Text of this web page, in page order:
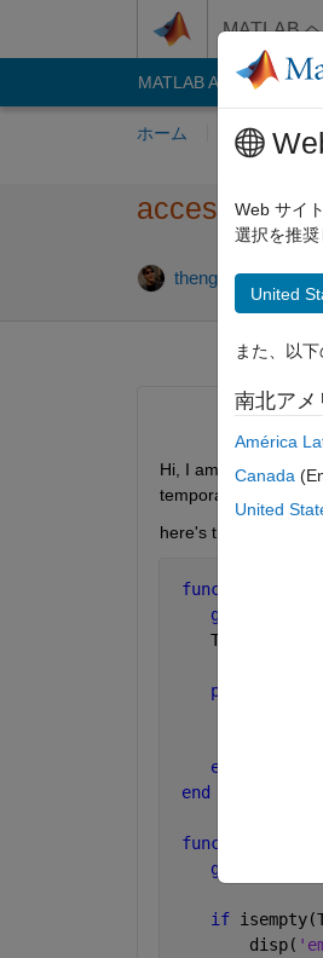
MATLAB
MATLAB Answers
ホーム 質問する
accessing
thengineer 2018
Hi, I am trying to
temporary solution
here's the code:
function
global
TESTVAR_A =
parfor
end
end
function
global
if
        disp(
Web サイ
選択を推奨
United
また、以
南北アメ
América
Canada
United